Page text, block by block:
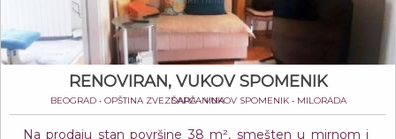
RENOVIRAN, VUKOV SPOMENIK
BEOGRAD • OPŠTINA ZVEZDARA • VUKOV SPOMENIK • MILORADA ŠAPČANINA
Na prodaju stan površine 38 m², smešten u mirnom i